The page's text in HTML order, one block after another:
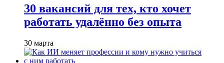
30 вакансий для тех, кто хочет
работать удалённо без опыта
30 марта